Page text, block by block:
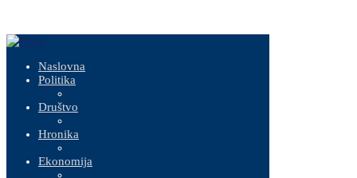
Naslovna
Politika
Društvo
Hronika
Ekonomija